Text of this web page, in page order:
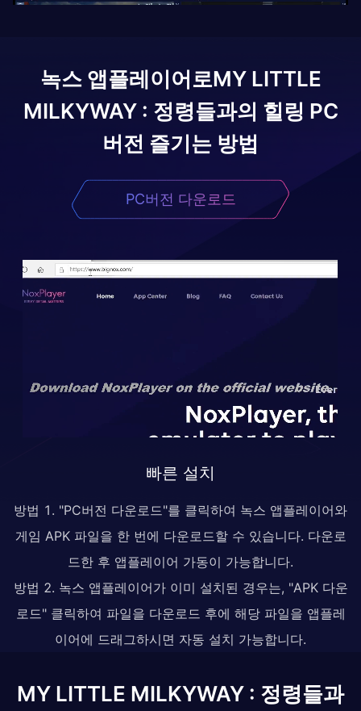
녹스 앱플레이어로MY LITTLE
MILKYWAY : 정령들과의 힐링 PC
버전 즐기는 방법
PC버전 다운로드
빠른 설치
방법 1. "PC버전 다운로드"를 클릭하여 녹스 앱플레이어와
게임 APK 파일을 한 번에 다운로드할 수 있습니다. 다운로
드한 후 앱플레이어 가동이 가능합니다.
방법 2. 녹스 앱플레이어가 이미 설치된 경우는, "APK 다운
로드" 클릭하여 파일을 다운로드 후에 해당 파일을 앱플레
이어에 드래그하시면 자동 설치 가능합니다.
MY LITTLE MILKYWAY : 정령들과